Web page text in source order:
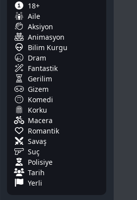
18+
Aile
Aksiyon
Animasyon
Bilim Kurgu
Dram
Fantastik
Gerilim
Gizem
Komedi
Korku
Macera
Romantik
Savaş
Suç
Polisiye
Tarih
Yerli